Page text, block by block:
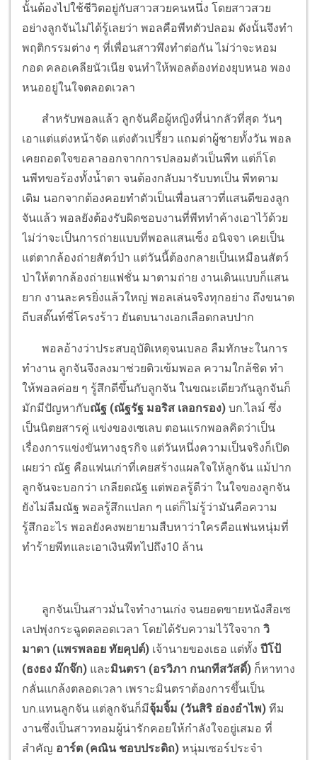
นั้นต้องไปใช้ชีวิตอยู่กับสาวสวยคนหนึ่ง โดยสาวสวย
อย่างลูกจันไม่ได้รู้เลยว่า พอลคือพีทตัวปลอม ดังนั้นจึงทำ
พฤติกรรมต่าง ๆ ที่เพื่อนสาวพึงทำต่อกัน ไม่ว่าจะหอม
กอด คลอเคลียนัวเนีย จนทำให้พอลต้องท่องยุบหนอ พอง
หนออยู่ในใจตลอดเวลา
สำหรับพอลแล้ว ลูกจันคือผู้หญิงที่น่ากลัวที่สุด วันๆ
เอาแต่แต่งหน้าจัด แต่งตัวเปรี้ยว แถมด่าผู้ชายทั้งวัน พอล
เคยถอดใจขอลาออกจากการปลอมตัวเป็นพีท แต่ก็โด
นพีทขอร้องทั้งน้ำตา จนต้องกลับมารับบทเป็น พีทตาม
เดิม นอกจากต้องคอยทำตัวเป็นเพื่อนสาวที่แสนดีของลูก
จันแล้ว พอลยังต้องรับผิดชอบงานที่พีททำค้างเอาไว้ด้วย
ไม่ว่าจะเป็นการถ่ายแบบที่พอลแสนเซ็ง อนิจจา เคยเป็น
แต่ตากล้องถ่ายสัตว์ป่า แต่วันนี้ต้องกลายเป็นเหมือนสัตว์
ป่าให้ตากล้องถ่ายแฟชั่น มาตามถ่าย งานเดินแบบก็แสน
ยาก งานละครยิ่งแล้วใหญ่ พอลเล่นจริงทุกอย่าง ถึงขนาด
ถีบสตั๊นท์ซี่โครงร้าว ยันตบนางเอกเลือดกลบปาก
พอลอ้างว่าประสบอุบัติเหตุจนเบลอ ลืมทักษะในการ
ทำงาน ลูกจันจึงลงมาช่วยติวเข้มพอล ความใกล้ชิด ทำ
ให้พอลค่อย ๆ รู้สึกดีขึ้นกับลูกจัน ในขณะเดียวกันลูกจันก็
มักมีปัญหากับณัฐ (ณัฐรัฐ มอริส เลอกรอง) บก.ไลม์ ซึ่ง
เป็นนิตยสารคู่ แข่งของเซเลบ ตอนแรกพอลคิดว่าเป็น
เรื่องการแข่งขันทางธุรกิจ แต่วันหนึ่งความเป็นจริงก็เปิด
เผยว่า ณัฐ คือแฟนเก่าที่เคยสร้างแผลใจให้ลูกจัน แม้ปาก
ลูกจันจะบอกว่า เกลียดณัฐ แต่พอลรู้ดีว่า ในใจของลูกจัน
ยังไม่ลืมณัฐ พอลรู้สึกแปลก ๆ แต่ก็ไม่รู้ว่ามันคือความ
รู้สึกอะไร พอลยังคงพยายามสืบหาว่าใครคือแฟนหนุ่มที่
ทำร้ายพีทและเอาเงินพีทไปถึง10 ล้าน
ลูกจันเป็นสาวมั่นใจทำงานเก่ง จนยอดขายหนังสือเซ
เลปพุ่งกระฉูดตลอดเวลา โดยได้รับความไว้ใจจาก วิ
มาดา (แพรพลอย ทัยคุปต์) เจ้านายของเธอ แต่ทั้ง ปีโป้
(ธงธง ม๊กจ๊ก) และมินตรา (อรวิภา กนกทีสวัสดิ์) ก็หาทาง
กลั่นแกล้งตลอดเวลา เพราะมินตราต้องการขึ้นเป็น
บก.แทนลูกจัน แต่ลูกจันก็มีจุ้มจิ้ม (วันสิริ อ่องอำไพ) ทีม
งานซึ่งเป็นสาวทอมผู้น่ารักคอยให้กำลังใจอยู่เสมอ ที่
สำคัญ อาร์ต (คณิน ชอบประดิถ) หนุ่มเซอร์ประจำ